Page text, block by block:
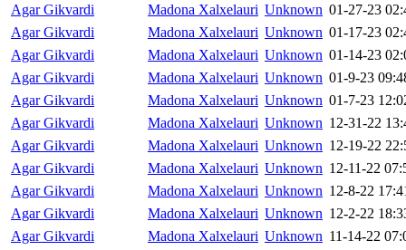
Agar Gikvardi
Madona Xalxelauri Unknown 01-27-23
Agar Gikvardi
Madona Xalxelauri Unknown 01-17-23
Agar Gikvardi
Madona Xalxelauri Unknown 01-14-23
Agar Gikvardi
Madona Xalxelauri Unknown 01-9-23
Agar Gikvardi
Madona Xalxelauri Unknown 01-7-23
Agar Gikvardi
Madona Xalxelauri Unknown 12-31-22
Agar Gikvardi
Madona Xalxelauri Unknown 12-19-22
Agar Gikvardi
Madona Xalxelauri Unknown 12-11-22
Agar Gikvardi
Madona Xalxelauri Unknown 12-8-22
Agar Gikvardi
Madona Xalxelauri Unknown 12-2-22
Agar Gikvardi
Madona Xalxelauri Unknown 11-14-22